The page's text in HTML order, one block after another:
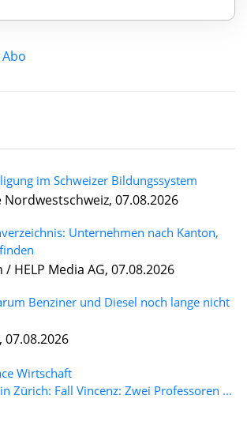
im Schweizer Bildungssystem
07.08.2026
Unternehmen nach Kanton,
HELP Media AG, 07.08.2026
Benziner und Diesel noch lange nicht
Zürich: Fall Vincenz: Zwei Professoren ...